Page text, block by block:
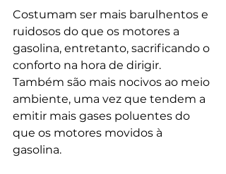
Costumam ser mais barulhentos e
ruidosos do que os motores a
gasolina, entretanto, sacrificando o
conforto na hora de dirigir.
Também são mais nocivos ao meio
ambiente, uma vez que tendem a
emitir mais gases poluentes do
que os motores movidos à
gasolina.